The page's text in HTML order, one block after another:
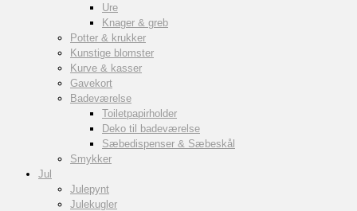
Ure
Knager & greb
Potter & krukker
Kunstige blomster
Kurve & kasser
Gavekort
Badeværelse
Toiletpapirholder
Deko til badeværelse
Sæbedispenser & Sæbeskål
Smykker
Jul
Julepynt
Julekugler